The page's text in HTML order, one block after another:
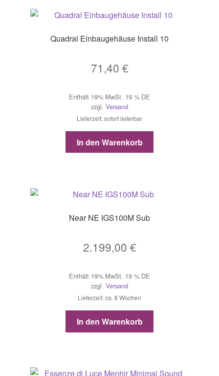
Quadral Einbaugehäuse Install 10
71,40 €
Enthält 19% MwSt. 19 % DE
zzgl. Versand
Lieferzeit: sofort lieferbar
In den Warenkorb
Near NE IGS100M Sub
2.199,00 €
Enthält 19% MwSt. 19 % DE
zzgl. Versand
Lieferzeit: ca. 8 Wochen
In den Warenkorb